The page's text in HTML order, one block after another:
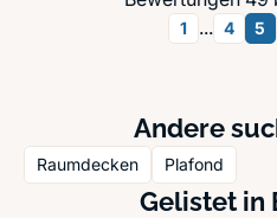
1 ... 4 5
Andere
Raumdecken Plafond
Gelistet in